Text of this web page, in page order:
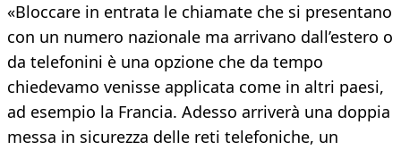
«Bloccare in entrata le chiamate che si presentano
con un numero nazionale ma arrivano dall’estero o
da telefonini è una opzione che da tempo
chiedevamo venisse applicata come in altri paesi,
ad esempio la Francia. Adesso arriverà una doppia
messa in sicurezza delle reti telefoniche, un